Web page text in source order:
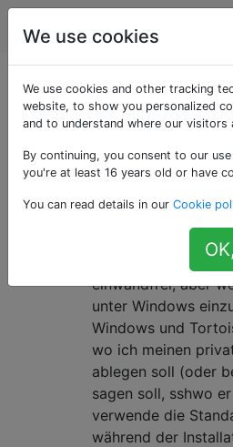
Als «rsa»
Fragen
30
Wie kann ich
mitteilen, wo
RSA-Schlüssel
Mein Git-Setup
einwandfrei, aber
unter Windows
Windows und
wo ich meinen
ablegen soll (oder
sagen soll, sshwo
verwende die
während der
We use cookies
We use cookies and other tracking
website, to show you personalized
and to understand where our visitors
By continuing, you consent to our
you're at least 16 years old or have
You can read details in our Cookie